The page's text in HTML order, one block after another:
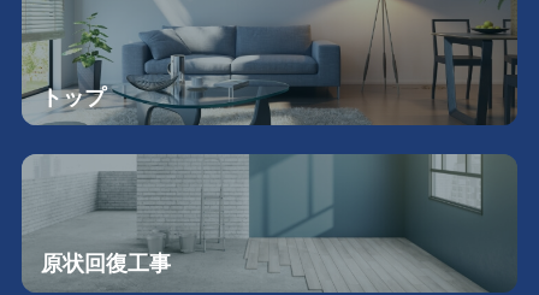
トップ
原状回復工事